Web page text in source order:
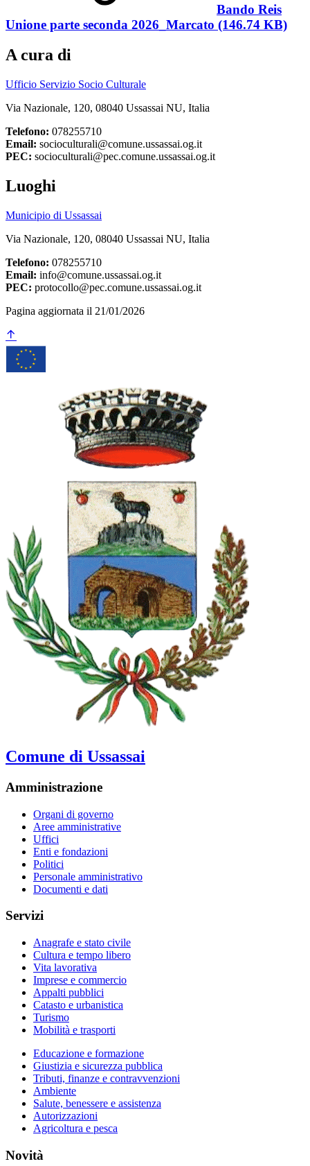
Bando Reis
Unione parte seconda 2026_Marcato (146.74 KB)
A cura di
Ufficio Servizio Socio Culturale
Via Nazionale, 120, 08040 Ussassai NU, Italia
Telefono: 078255710
Email: socioculturali@comune.ussassai.og.it
PEC: socioculturali@pec.comune.ussassai.og.it
Luoghi
Municipio di Ussassai
Via Nazionale, 120, 08040 Ussassai NU, Italia
Telefono: 078255710
Email: info@comune.ussassai.og.it
PEC: protocollo@pec.comune.ussassai.og.it
Pagina aggiornata il 21/01/2026
Comune di Ussassai
Amministrazione
Organi di governo
Aree amministrative
Uffici
Enti e fondazioni
Politici
Personale amministrativo
Documenti e dati
Servizi
Anagrafe e stato civile
Cultura e tempo libero
Vita lavorativa
Imprese e commercio
Appalti pubblici
Catasto e urbanistica
Turismo
Mobilità e trasporti
Educazione e formazione
Giustizia e sicurezza pubblica
Tributi, finanze e contravvenzioni
Ambiente
Salute, benessere e assistenza
Autorizzazioni
Agricoltura e pesca
Novità